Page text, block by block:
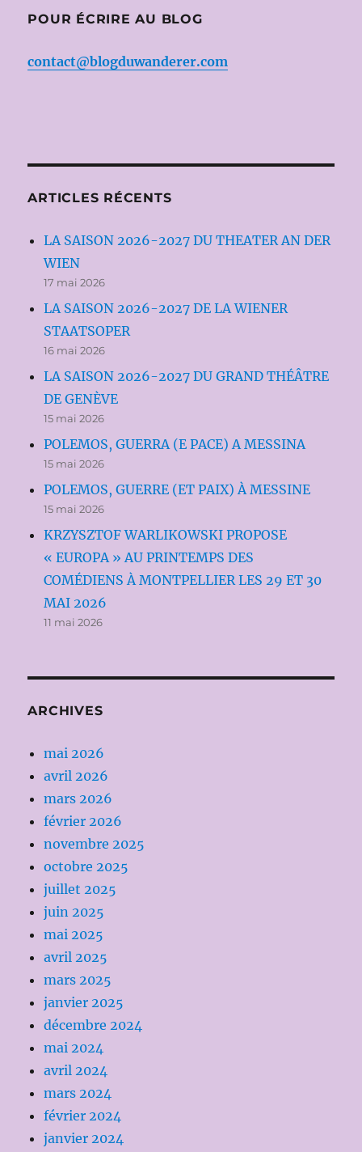
POUR ÉCRIRE AU BLOG
contact@blogduwanderer.com
ARTICLES RÉCENTS
LA SAISON 2026-2027 DU THEATER AN DER
WIEN
17 mai 2026
LA SAISON 2026-2027 DE LA WIENER
STAATSOPER
16 mai 2026
LA SAISON 2026-2027 DU GRAND THÉÂTRE
DE GENÈVE
15 mai 2026
POLEMOS, GUERRA (E PACE) A MESSINA
15 mai 2026
POLEMOS, GUERRE (ET PAIX) À MESSINE
15 mai 2026
KRZYSZTOF WARLIKOWSKI PROPOSE
« EUROPA » AU PRINTEMPS DES
COMÉDIENS À MONTPELLIER LES 29 ET 30
MAI 2026
11 mai 2026
ARCHIVES
mai 2026
avril 2026
mars 2026
février 2026
novembre 2025
octobre 2025
juillet 2025
juin 2025
mai 2025
avril 2025
mars 2025
janvier 2025
décembre 2024
mai 2024
avril 2024
mars 2024
février 2024
janvier 2024